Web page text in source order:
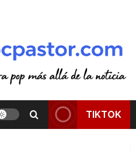
TIKTOK